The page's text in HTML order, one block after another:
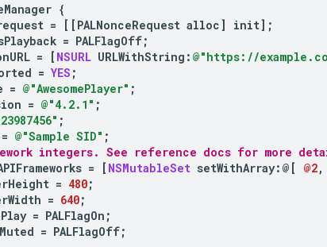
{
= [[ PALNonceRequest alloc] init];
= PALFlagOff;
= [ NSURL URLWithString : @"https://
= YES ;
= @"AwesomePlayer" ;
= @"4.2.1" ;
;
= @"Sample SID" ;
integers. See reference docs for more
= [ NSMutableSet setWithArray: @[ @2,
= 480;
= 640;
= PALFlagOn ;
= PALFlagOff;